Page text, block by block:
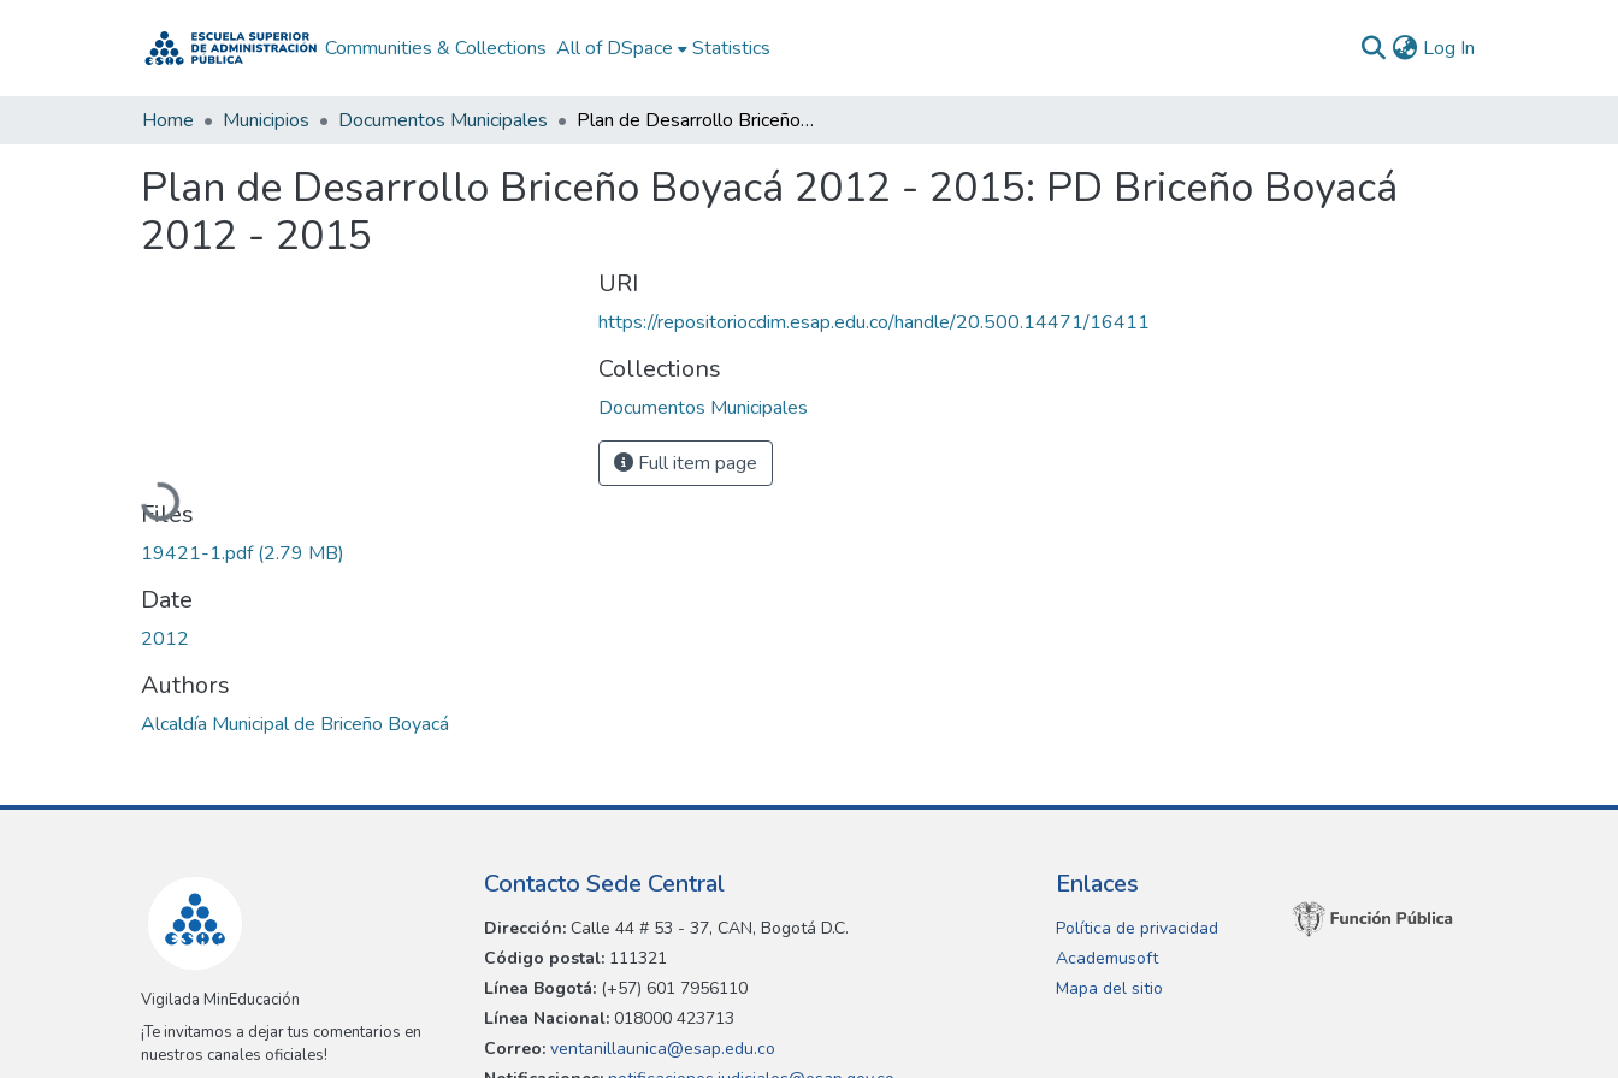
Communities & Collections All of DSpace Statistics Log In
Home Municipios Documentos Municipales Plan de Desarrollo Briceño Boyacá 2012 - 2015: PD Briceño Boyacá 2012 - 2015
Plan de Desarrollo Briceño Boyacá 2012 - 2015: PD Briceño Boyacá
2012 - 2015
Loading...
Files
19421-1.pdf(2.79 MB)
Date
2012
Authors
Alcaldía Municipal de Briceño Boyacá
URI
https://repositoriocdim.esap.edu.co/handle/20.500.14471/16411
Collections
Documentos Municipales
Full item page
Vigilada MinEducación
¡Te invitamos a dejar tus comentarios en
nuestros canales oficiales!
Contacto Sede Central
Dirección: Calle 44 # 53 - 37, CAN, Bogotá D.C.
Código postal: 111321
Línea Bogotá: (+57) 601 7956110
Línea Nacional: 018000 423713
Correo: ventanillaunica@esap.edu.co
Enlaces
Política de privacidad
Academusoft
Mapa del sitio